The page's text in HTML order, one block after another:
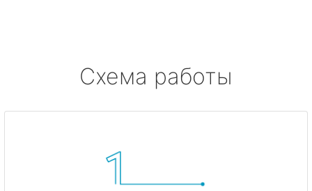
Схема работы